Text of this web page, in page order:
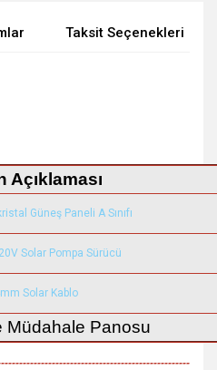
Taksit Seçenekleri
Açıklaması
Güneş Paneli A Sınıfı
Solar Pompa Sürücü
Solar Kablo
Müdahale Panosu